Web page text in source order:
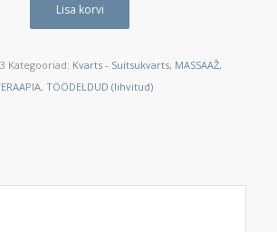
Lisa korvi
Kategooriad: Kvarts - Suitsukvarts, MASSAAŽ,
, TÖÖDELDUD (lihvitud)